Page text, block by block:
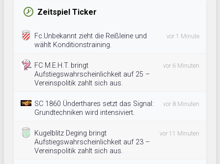
Zeitspiel Ticker
Fc.Unbekannt zieht die Reißleine und
wählt Konditionstraining.
vor 1 Minute
FC M.E.H.T. bringt
Aufstiegswahrscheinlichkeit auf 25 –
Vereinspolitik zahlt sich aus.
vor 6 Minuten
SC 1860 Ünderthares setzt das Signal:
Grundtechniken wird intensiviert.
vor 8 Minuten
Kugelblitz Deging bringt
Aufstiegswahrscheinlichkeit auf 23 –
Vereinspolitik zahlt sich aus.
vor 11 Minuten